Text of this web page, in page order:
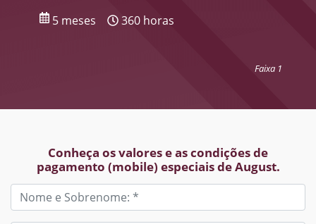
5 meses 360 horas
Faixa 1
Conheça os valores e as condições de
pagamento (mobile) especiais de August.